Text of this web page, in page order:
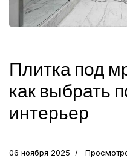
Плитка под
как выбрать
интерьер
06 ноября 2025